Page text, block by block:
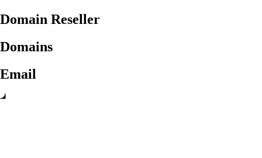
Domain Reseller
Domains
Email